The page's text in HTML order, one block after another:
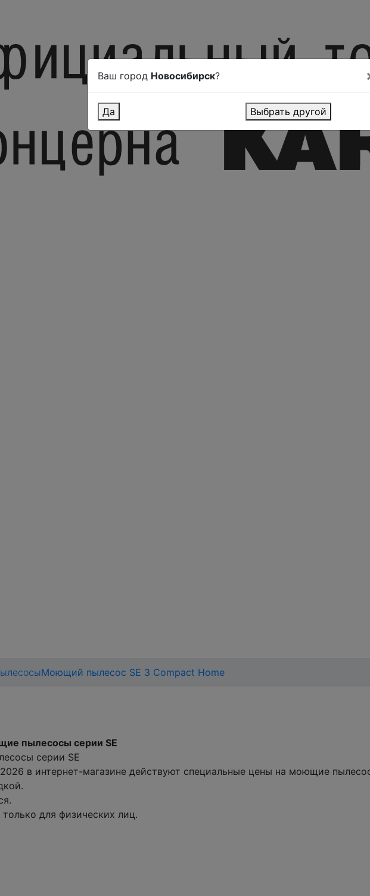
Моющий пылесос SE 3 Compact Home
пылесосы серии SE
серии SE
в интернет-магазине действуют специальные цены на моющие
для физических лиц.
Ваш город Новосибирск?
Да Выбрать другой